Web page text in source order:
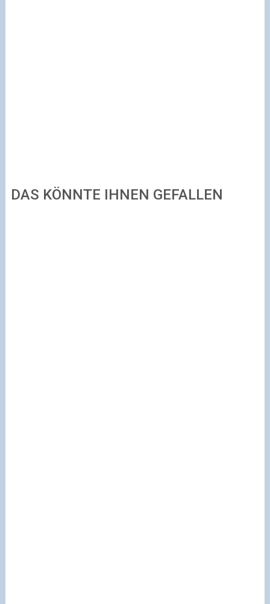
DAS KÖNNTE IHNEN GEFALLEN